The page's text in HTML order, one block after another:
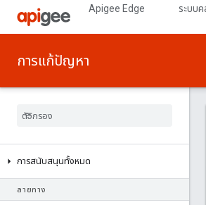
Apigee Edge ระบบ
การแก้ปัญหา
การสนับสนุนทั้งหมด
ลายทาง